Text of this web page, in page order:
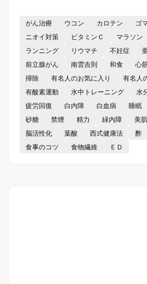
がん治療 ウコン カロテン ゴ
ニオイ対策
ビタミンＣ マラソン
ランニング
リウマチ 不妊症
前立腺がん
南雲吉則 和食 心
掃除
有名人のお気に入り
有名人
有酸素運動
水中トレーニング 水
疲労回復
白内障 白血病 睡眠
砂糖
禁煙 精力 緑内障 美肌
脳活性化
葉酸 西式健康法 酢
食事のコツ
食物繊維 ＥＤ